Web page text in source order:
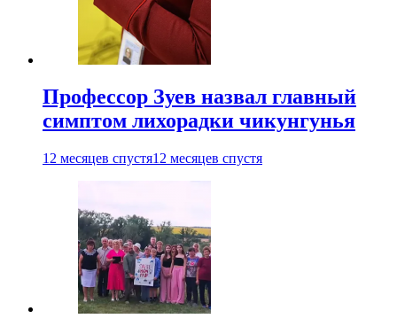
Профессор Зуев назвал главный
симптом лихорадки чикунгунья
12 месяцев спустя12 месяцев спустя